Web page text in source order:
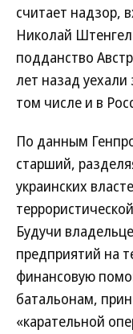
считает надзор,
Николай
подданство
лет назад
том числе и в
По данным
старший,
украинских
Будучи
предприятий на
финансовую
батальонам,
«карательной